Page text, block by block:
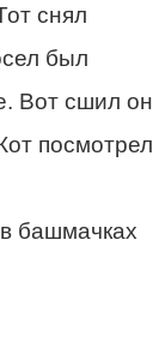
снял
был
Вот сшил он
посмотрел
башмачках